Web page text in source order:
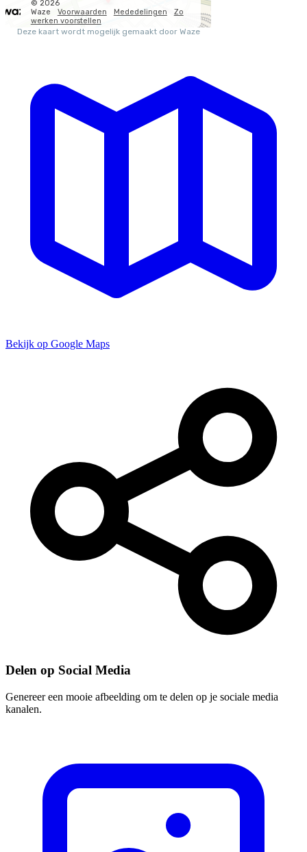
Bekijk op Google Maps
Delen op Social Media
Genereer een mooie afbeelding om te delen op je sociale media
kanalen.